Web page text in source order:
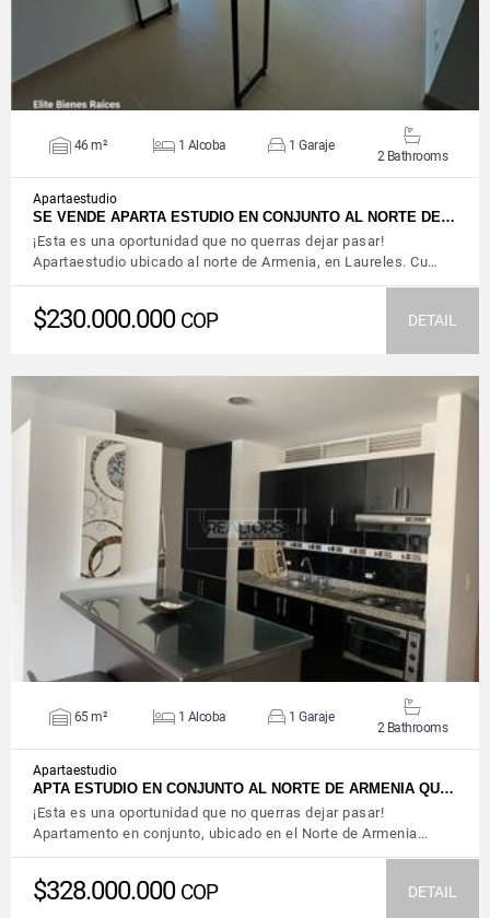
46 m² 1 Alcoba 1 Garaje
2 Bathrooms
Apartaestudio
SE VENDE APARTA ESTUDIO EN CONJUNTO AL NORTE DE…
¡Esta es una oportunidad que no querras dejar pasar!
Apartaestudio ubicado al norte de Armenia, en Laureles. Cu…
$230.000.000 COP DETAIL
VIEW DETAILS
65 m² 1 Alcoba 1 Garaje
2 Bathrooms
Apartaestudio
APTA ESTUDIO EN CONJUNTO AL NORTE DE ARMENIA QU…
¡Esta es una oportunidad que no querras dejar pasar!
Apartamento en conjunto, ubicado en el Norte de Armenia…
$328.000.000 COP DETAIL